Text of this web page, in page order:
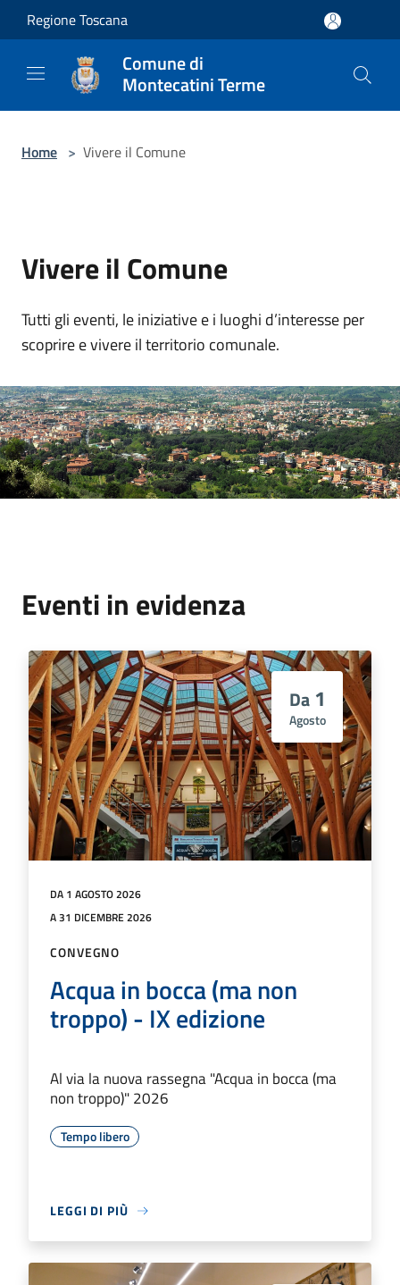
Salta al contenuto principale
Regione Toscana
Comune di
Montecatini Terme
Home > Vivere il Comune
Vivere il Comune
Tutti gli eventi, le iniziative e i luoghi d’interesse per
scoprire e vivere il territorio comunale.
Eventi in evidenza
Da1
Agosto
DA 1 AGOSTO 2026
A 31 DICEMBRE 2026
CONVEGNO
Acqua in bocca (ma non
troppo) - IX edizione
Al via la nuova rassegna "Acqua in bocca (ma
non troppo)" 2026
Tempo libero
LEGGI DI PIÙ